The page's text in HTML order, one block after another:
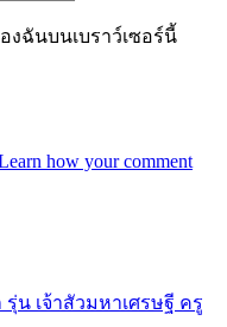
งฉันบนเบราว์เซอร์นี้
how your comment